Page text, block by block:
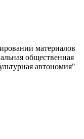
материалов
общественная
автономия"